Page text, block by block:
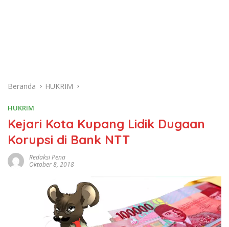
Beranda HUKRIM
HUKRIM
Kejari Kota Kupang Lidik Dugaan
Korupsi di Bank NTT
Redaksi Pena
Oktober 8, 2018